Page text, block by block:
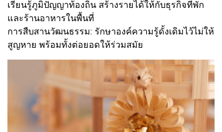
เรียนรู้ภูมิปัญญาท้องถิ่น สร้างรายได้ให้กับธุรกิจที่พัก
และร้านอาหารในพื้นที่
การสืบสานวัฒนธรรม: รักษาองค์ความรู้ดั้งเดิมไว้ไม่ให้
สูญหาย พร้อมทั้งต่อยอดให้ร่วมสมัย